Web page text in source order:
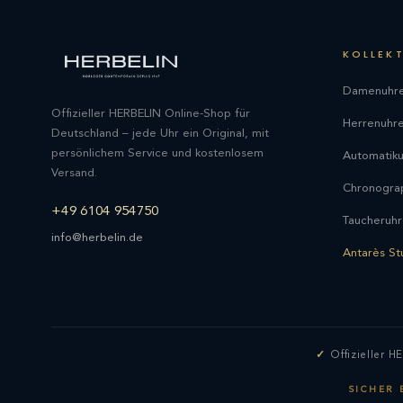
Offizieller HERBELIN Online-Shop für
Deutschland – jede Uhr ein Original, mit
persönlichem Service und kostenlosem
Versand.
+49 6104 954750
info@herbelin.de
Antarès
Offizieller
SICHER